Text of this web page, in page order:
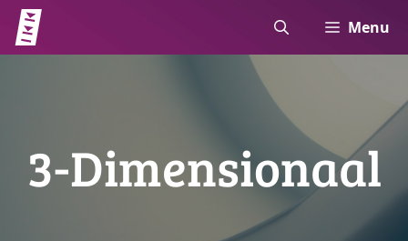
naar
de
Menu
3-Dimensionaal